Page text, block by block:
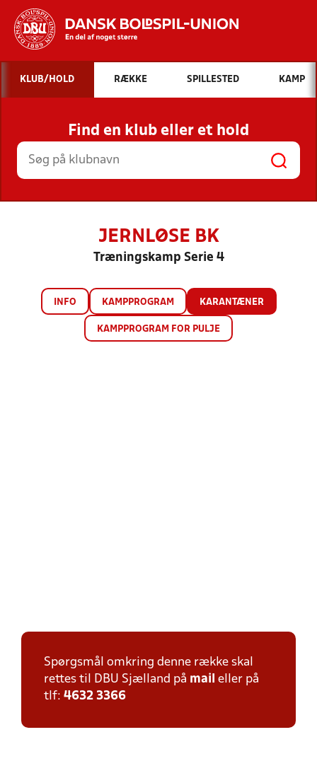
Hvad vil du søge efter?
INDHOLD OG NYHEDER
STILLINGER, RESULTATER, KLUBBER OG
HOLD
KLUB/HOLD RÆKKE SPILLESTED KAMP
Find en klub eller et hold
JERNLØSE BK
Træningskamp Serie 4
INFO KAMPPROGRAM KARANTÆNER
KAMPPROGRAM FOR PULJE
Spørgsmål omkring denne række skal
rettes til DBU Sjælland på mail eller på
tlf: 4632 3366